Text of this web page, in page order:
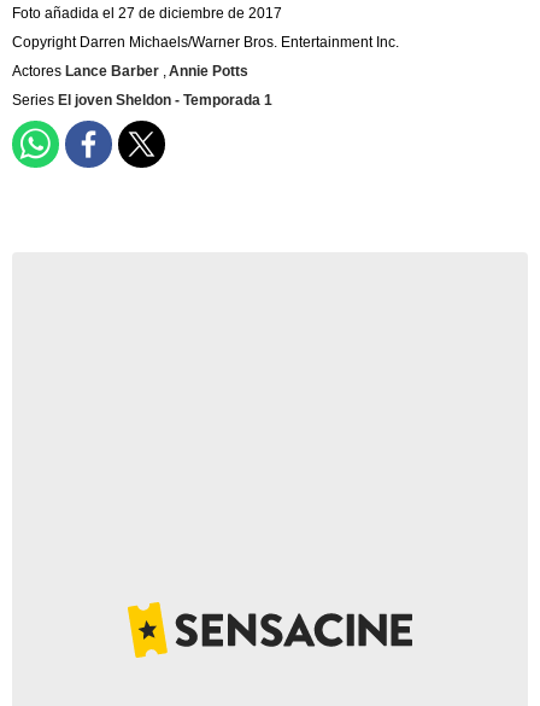
Foto añadida el 27 de diciembre de 2017
Copyright Darren Michaels/Warner Bros. Entertainment Inc.
Actores Lance Barber ,Annie Potts
Series El joven Sheldon - Temporada 1